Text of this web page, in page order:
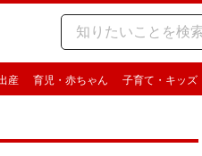
産 育児・赤ちゃん 子育て・キッズ